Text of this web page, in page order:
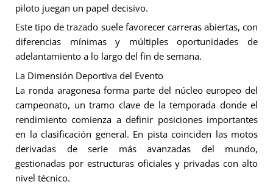
piloto juegan un papel decisivo.
Este tipo de trazado suele favorecer carreras abiertas, con
diferencias mínimas y múltiples oportunidades de
adelantamiento a lo largo del fin de semana.
La Dimensión Deportiva del Evento
La ronda aragonesa forma parte del núcleo europeo del
campeonato, un tramo clave de la temporada donde el
rendimiento comienza a definir posiciones importantes
en la clasificación general. En pista coinciden las motos
derivadas de serie más avanzadas del mundo,
gestionadas por estructuras oficiales y privadas con alto
nivel técnico.